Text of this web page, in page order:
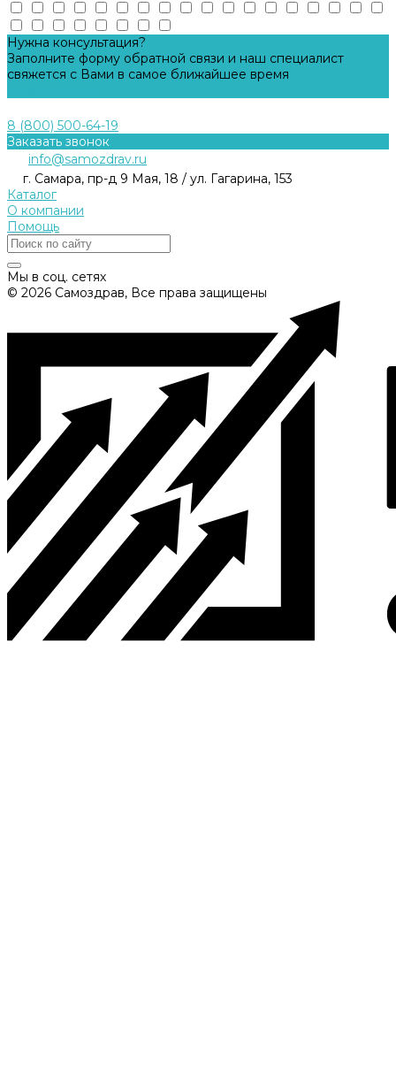
Нужна консультация?
Заполните форму обратной связи и наш специалист
свяжется с Вами в самое ближайшее время
8 (800) 500-64-19
Заказать звонок
info@samozdrav.ru
г. Самара, пр-д 9 Мая, 18 / ул. Гагарина, 153
Каталог
О компании
Помощь
Мы в соц. сетях
© 2026 Самоздрав, Все права защищены